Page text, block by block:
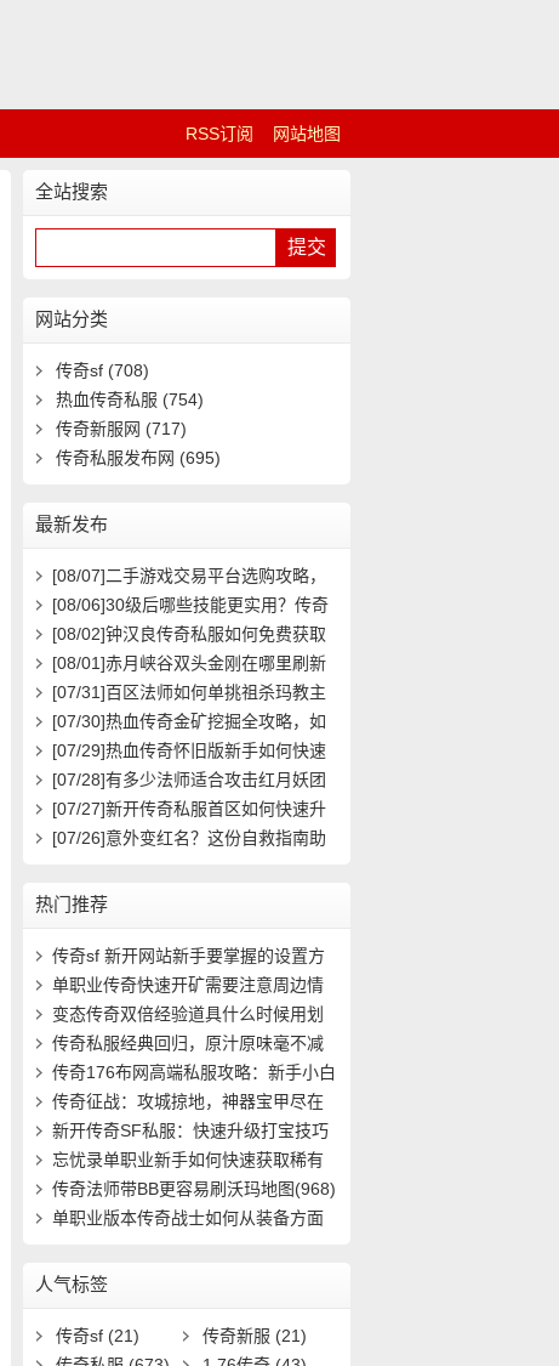
RSS订阅 网站地图
全站搜索
网站分类
传奇sf (708)
热血传奇私服 (754)
传奇新服网 (717)
传奇私服发布网 (695)
最新发布
[08/07]二手游戏交易平台选购攻略，
如何避免踩雷？
[08/06]30级后哪些技能更实用？传奇
玩家必看攻略
[08/02]钟汉良传奇私服如何免费获取
高级装备与快速升级攻略？
[08/01]赤月峡谷双头金刚在哪里刷新
具体位置坐标是什么？
[07/31]百区法师如何单挑祖杀玛教主
求高效打法？
[07/30]热血传奇金矿挖掘全攻略，如
何高效挖矿？
[07/29]热血传奇怀旧版新手如何快速
起步？前期必做任务与升级技巧有哪
些？
[07/28]有多少法师适合攻击红月妖团
队？
[07/27]新开传奇私服首区如何快速升
级？装备获取攻略有哪些？
[07/26]意外变红名？这份自救指南助
热门推荐
传奇sf 新开网站新手要掌握的设置方
法(10)
单职业传奇快速开矿需要注意周边情
况(10)
变态传奇双倍经验道具什么时候用划
算(14)
传奇私服经典回归，原汁原味毫不减
价！- (14)
传奇176布网高端私服攻略：新手小白
速成(4816)
传奇征战：攻城掠地，神器宝甲尽在
掌握(401)
新开传奇SF私服：快速升级打宝技巧
有哪些(912)
忘忧录单职业新手如何快速获取稀有
装备并提(661)
传奇法师带BB更容易刷沃玛地图(968)
单职业版本传奇战士如何从装备方面
人气标签
传奇sf (21) 传奇新服 (21)